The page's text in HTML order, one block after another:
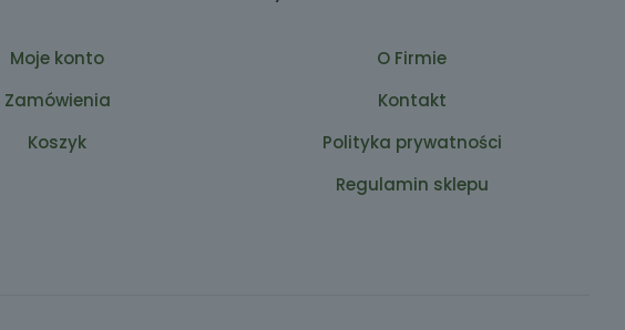
Moje konto
Zamówienia
Koszyk
O Firmie
Kontakt
Polityka prywatności
Regulamin sklepu